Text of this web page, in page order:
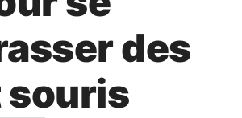
des
souris